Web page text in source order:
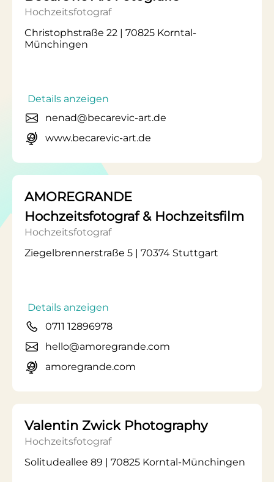
Hochzeitsfotograf
Christophstraße 22 | 70825 Korntal-
Münchingen
Details anzeigen
nenad@becarevic-art.de
www.becarevic-art.de
AMOREGRANDE
Hochzeitsfotograf & Hochzeitsfilm
Hochzeitsfotograf
Ziegelbrennerstraße 5 | 70374 Stuttgart
Details anzeigen
0711 12896978
hello@amoregrande.com
amoregrande.com
Valentin Zwick Photography
Hochzeitsfotograf
Solitudeallee 89 | 70825 Korntal-Münchingen